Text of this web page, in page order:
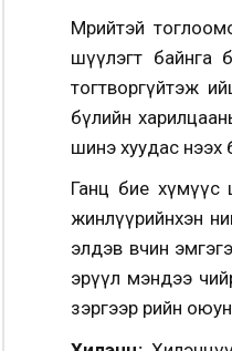
Мөрийтэй
шүүлэгт байнга
тогтворгүйтэж
бүлийн
шинэ хуудас
Ганц бие хүмүүс
жинлүүрийнхэн
элдэв өвчин
эрүүл мэндээ
зэргээр өөрийн